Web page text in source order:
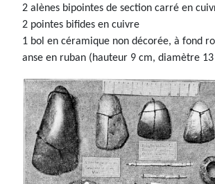
2 alènes bipointes de section carré en
2 pointes bifides en cuivre
1 bol en céramique non décorée, à fond
anse en ruban (hauteur 9 cm, diamètre